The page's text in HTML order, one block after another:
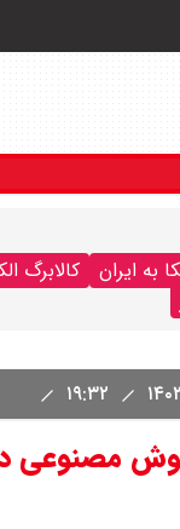
به ایران
کالابرگ